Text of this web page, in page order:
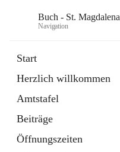
Buch - St. Magdalena
Navigation
Start
Herzlich willkommen
Amtstafel
Beiträge
Öffnungszeiten
11 Schnellzugriffe
Bürgerservice
10 Schnellzugriffe